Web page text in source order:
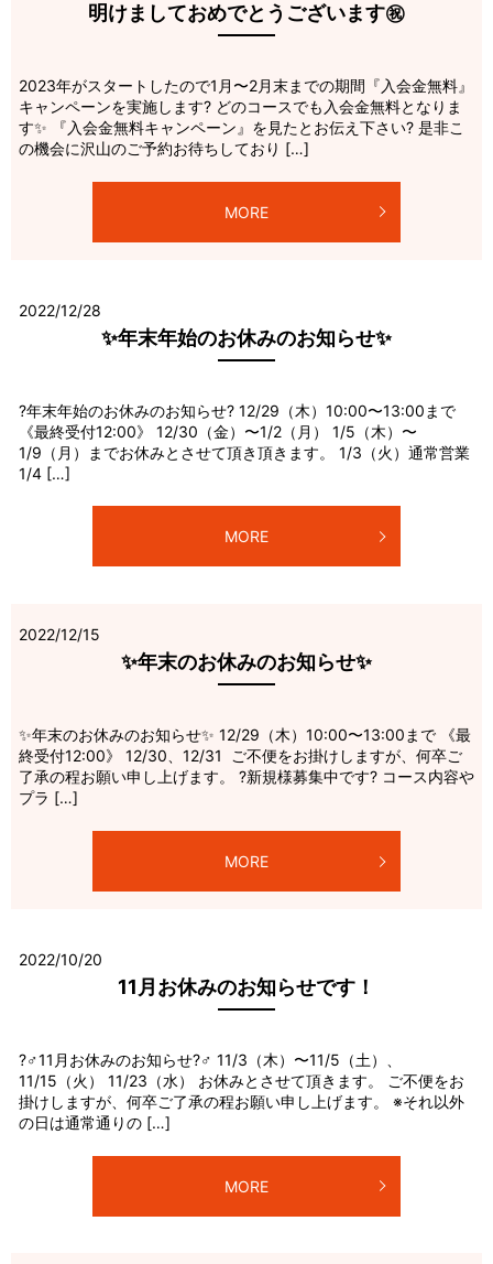
明けましておめでとうございます㊗️
2023年がスタートしたので1月〜2月末までの期間『入会金無料』
キャンペーンを実施します? どのコースでも入会金無料となりま
す✨ 『入会金無料キャンペーン』を見たとお伝え下さい? 是非こ
の機会に沢山のご予約お待ちしており […]
MORE
2022/12/28
✨年末年始のお休みのお知らせ✨
?年末年始のお休みのお知らせ? 12/29（木）10:00〜13:00まで
《最終受付12:00》 12/30（金）〜1/2（月） 1/5（木）〜
1/9（月）までお休みとさせて頂き頂きます。 1/3（火）通常営業
1/4 […]
MORE
2022/12/15
✨年末のお休みのお知らせ✨
✨年末のお休みのお知らせ✨ 12/29（木）10:00〜13:00まで 《最
終受付12:00》 12/30、12/31 ご不便をお掛けしますが、何卒ご
了承の程お願い申し上げます。 ?新規様募集中です? コース内容や
プラ […]
MORE
2022/10/20
11月お休みのお知らせです！
?‍♂️11月お休みのお知らせ?‍♂️ 11/3（木）〜11/5（土）、
11/15（火） 11/23（水） お休みとさせて頂きます。 ご不便をお
掛けしますが、何卒ご了承の程お願い申し上げます。 ※それ以外
の日は通常通りの […]
MORE